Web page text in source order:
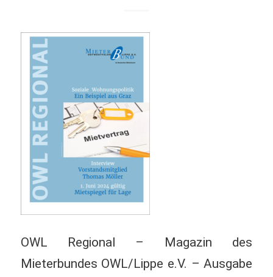
OWL Regional – Magazin des
Mieterbundes OWL/Lippe e.V. – Ausgabe